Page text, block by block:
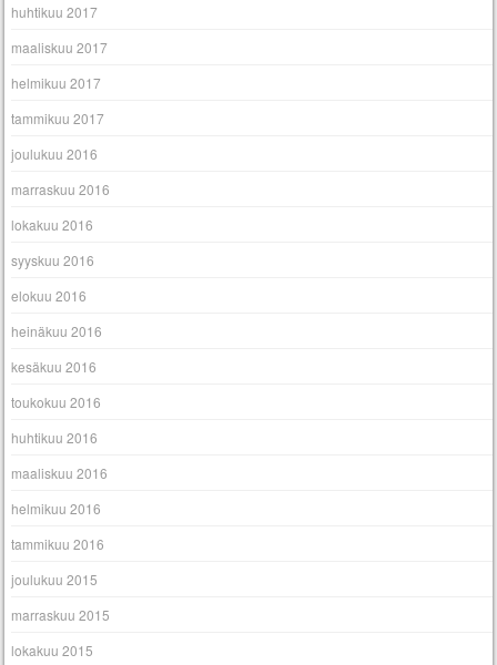
huhtikuu 2017
maaliskuu 2017
helmikuu 2017
tammikuu 2017
joulukuu 2016
marraskuu 2016
lokakuu 2016
syyskuu 2016
elokuu 2016
heinäkuu 2016
kesäkuu 2016
toukokuu 2016
huhtikuu 2016
maaliskuu 2016
helmikuu 2016
tammikuu 2016
joulukuu 2015
marraskuu 2015
lokakuu 2015